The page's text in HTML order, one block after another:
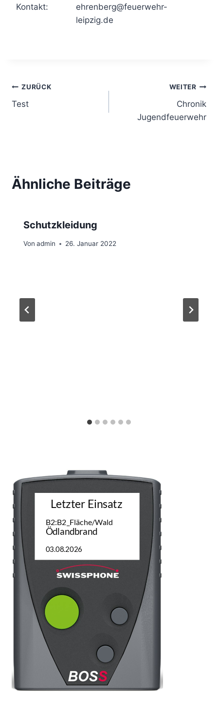
Kontakt:
ehrenberg@feuerwehr-
leipzig.de
Beitragsnavigation
ZURÜCK
Test
WEITER
Chronik
Jugendfeuerwehr
Ähnliche Beiträge
Schutzkleidung
Von admin 26. Januar 2022